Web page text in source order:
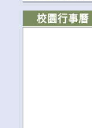
校園行事曆